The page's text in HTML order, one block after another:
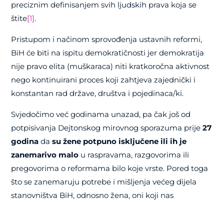
preciznim definisanjem svih ljudskih prava koja se
štite[1].
Pristupom i načinom sprovođenja ustavnih reformi,
BiH će biti na ispitu demokratičnosti jer demokratija
nije pravo elita (muškaraca) niti kratkoročna aktivnost
nego kontinuirani proces koji zahtjeva zajednički i
konstantan rad države, društva i pojedinaca/ki.
Svjedočimo već godinama unazad, pa čak još od
potpisivanja Dejtonskog mirovnog sporazuma prije27
godinadasu žene potpuno isključene ili ih je
zanemarivo malo u raspravama, razgovorima ili
pregovorima o reformama bilo koje vrste. Pored toga
što se zanemaruju potrebe i mišljenja većeg dijela
stanovništva BiH, odnosno žena, oni koji nas